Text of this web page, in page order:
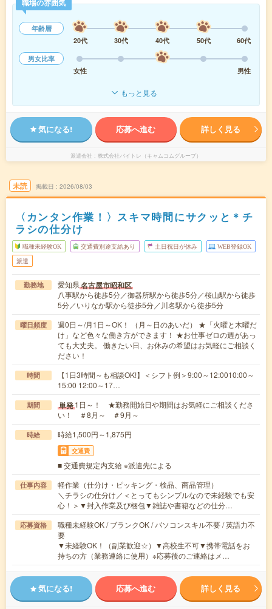
年齢層
20代
30代 40代 50代
60代
男女比率
女性
男性
もっと見る
気になる! 応募へ進む 詳しく見る
派遣会社 株式会社バイトレ（キャムコムグループ）
未読 掲載日 2026/08/03
〈カンタン作業！〉スキマ時間にサクッと＊チ
ラシの仕分け
職種未経験OK 交通費別途支給あり 土日祝日が休み WEB登録OK
派遣
勤務地 愛知県名古屋市昭和区
八事駅から徒歩5分／御器所駅から徒歩5分／桜山駅から徒歩
5分／いりなか駅から徒歩5分／川名駅から徒歩5分
曜日頻度
週0日～/月1日～OK！ （月～日のあいだ） ★「火曜と木曜だ
け」など色々な働き方ができます！ ★お仕事ゼロの週があっ
ても大丈夫。 働きたい日、お休みの希望はお気軽にご相談く
ださい！
時間
【1日3時間～も相談OK!】＜シフト例＞9:00～12:0010:00～
15:00 12:00～17…
期間 単発1日～！ ★勤務開始日や期間はお気軽にご相談くださ
い！ ＃8月～ ＃9月～
時給 時給1,500円～1,875円
交通費
■ 交通費規定内支給 ※派遣先による
仕事内容
軽作業（仕分け・ピッキング・検品、商品管理）
＼チラシの仕分け／＜とってもシンプルなので未経験でも安
心！＞▼封入作業及び梱包▼雑誌や書籍などの仕分…
応募資格
職種未経験OK / ブランクOK / パソコンスキル不要 / 英語力不
要
▼未経験OK！（副業歓迎☆）▼高校生不可▼携帯電話をお
持ちの方（業務連絡に使用）※応募後のご連絡はメ…
気になる! 応募へ進む 詳しく見る